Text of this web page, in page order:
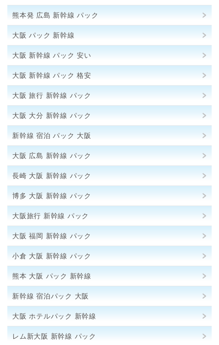
熊本発 広島 新幹線 パック
大阪 パック 新幹線
大阪 新幹線 パック 安い
大阪 新幹線 パック 格安
大阪 旅行 新幹線 パック
大阪 大分 新幹線 パック
新幹線 宿泊 パック 大阪
大阪 広島 新幹線 パック
長崎 大阪 新幹線 パック
博多 大阪 新幹線 パック
大阪旅行 新幹線 パック
大阪 福岡 新幹線 パック
小倉 大阪 新幹線 パック
熊本 大阪 パック 新幹線
新幹線 宿泊パック 大阪
大阪 ホテルパック 新幹線
レム新大阪 新幹線 パック